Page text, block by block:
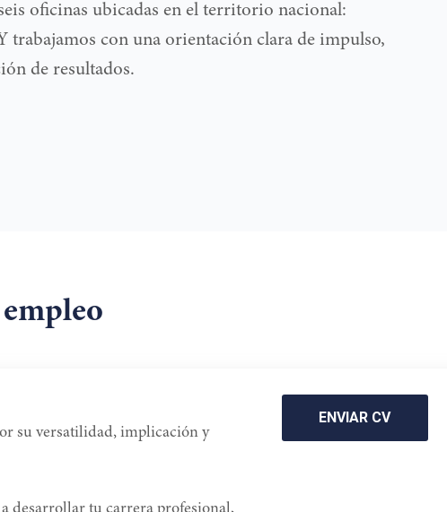
oficinas ubicadas en el territorio nacional:
con una orientación clara de impulso,
de resultados.
su versatilidad, implicación y
ENVIAR CV